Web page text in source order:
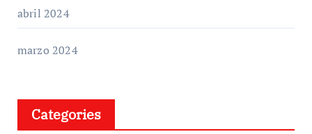
abril 2024
marzo 2024
Categories